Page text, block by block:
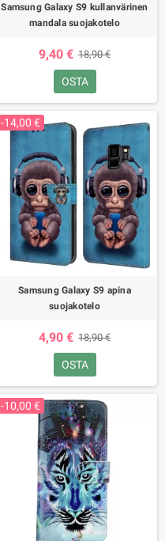
Samsung Galaxy S9 kullanvärinen
mandala suojakotelo
9,40 € 18,90 €
OSTA
-14,00 €
Samsung Galaxy S9 apina
suojakotelo
4,90 € 18,90 €
OSTA
-10,00 €